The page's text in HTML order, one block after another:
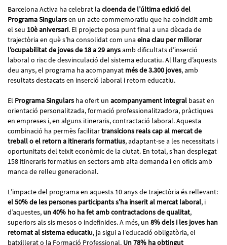
Barcelona Activa ha celebrat la cloenda de l’última edició del
Programa Singularsen un acte commemoratiu que ha coincidit amb
el seu 10è aniversari. El projecte posa punt final a una dècada de
trajectòria en què s’ha consolidat com una eina clau per millorar
l’ocupabilitat de joves de 18 a 29 anysamb dificultats d’inserció
laboral o risc de desvinculació del sistema educatiu. Al llarg d’aquests
deu anys, el programa ha acompanyat més de 3.300 joves, amb
resultats destacats en inserció laboral i retorn educatiu.
El Programa Singulars ha ofert un acompanyament integral basat en
orientació personalitzada, formació professionalitzadora, pràctiques
en empreses i, en alguns itineraris, contractació laboral. Aquesta
combinació ha permès facilitartransicions reals cap al mercat de
treball o el retorn a itineraris formatius, adaptant-se a les necessitats i
oportunitats del teixit econòmic de la ciutat. En total, s’han desplegat
158 itineraris formatius en sectors amb alta demanda i en oficis amb
manca de relleu generacional.
L’impacte del programa en aquests 10 anys de trajectòria és rellevant:
el 50% de les persones participants s’ha inserit al mercat laboral, i
d’aquestes, un 40% ho ha fet amb contractacions de qualitat,
superiors als sis mesos o indefinides. A més, un 8% dels i les joves han
retornat al sistema educatiu, ja sigui a l’educació obligatòria, el
batxillerat o la Formació Professional. Un 78% ha obtingut